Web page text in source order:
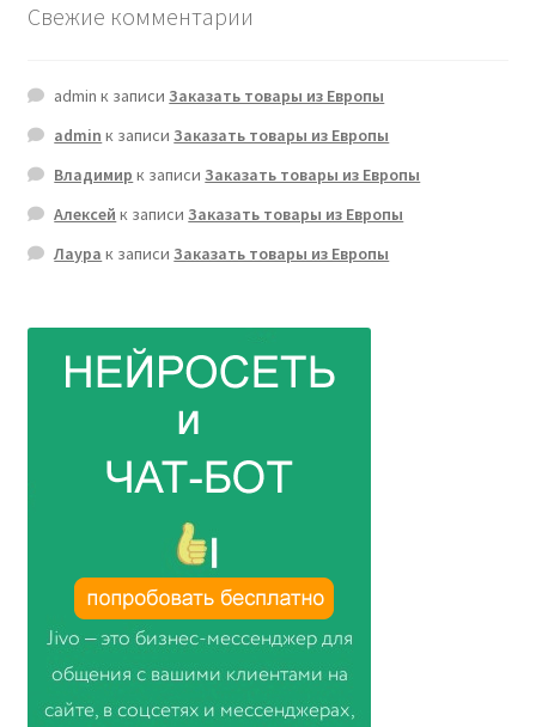
Свежие комментарии
admin к записиЗаказать товары из Европы
admin к записиЗаказать товары из Европы
Владимир к записиЗаказать товары из Европы
Алексей к записиЗаказать товары из Европы
Лаура к записиЗаказать товары из Европы